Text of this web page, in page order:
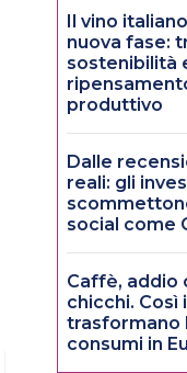
Il vino
nuova fase:
sostenibilità
produttivo
Dalle
reali: gli
social come
Caffè, addio
chicchi. Così
trasformano
consumi in